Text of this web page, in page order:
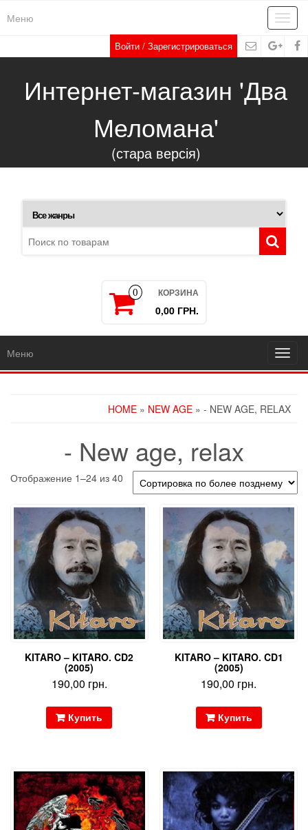
Меню
Войти / Зарегистрироваться
Интернет-магазин 'Два
Меломана'
(стара версія)
0 КОРЗИНА
0,00 ГРН.
Меню
HOME » NEW AGE » - NEW AGE, RELAX
- New age, relax
Отображение 1–24 из 40
KITARO – KITARO. CD2
(2005)
190,00 грн.
Купить
KITARO – KITARO. CD1
(2005)
190,00 грн.
Купить